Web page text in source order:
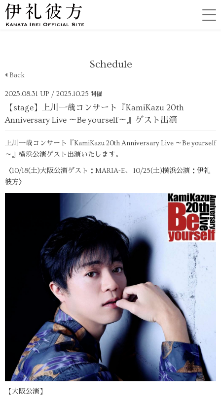
Schedule
Back
2025.08.31 UP / 2025.10.25 開催
【stage】上川一哉コンサート『KamiKazu 20th
Anniversary Live ～Be yourself～』ゲスト出演
上川一哉コンサート『KamiKazu 20th Anniversary Live ～Be yourself
～』横浜公演ゲスト出演いたします。
〈10/18(土)大阪公演ゲスト：MARIA-E、 10/25(土)横浜公演：伊礼
彼方〉
【大阪公演】